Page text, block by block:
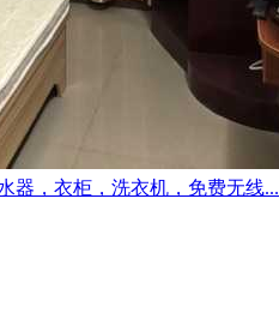
器，衣柜，洗衣机，免费无线...